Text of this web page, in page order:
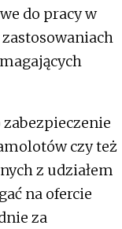
do pracy w
czy też
z udziałem
na ofercie
za